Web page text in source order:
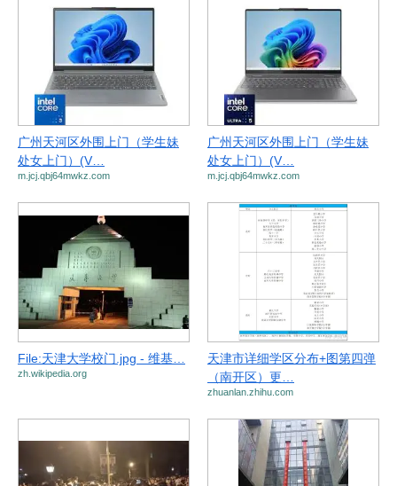
广州天河区外围上门（学生妹
处女上门）(V…
m.jcj.qbj64mwkz.com
广州天河区外围上门（学生妹
处女上门）(V…
m.jcj.qbj64mwkz.com
File:天津大学校门.jpg - 维基…
zh.wikipedia.org
天津市详细学区分布+图第四弹
（南开区）更…
zhuanlan.zhihu.com